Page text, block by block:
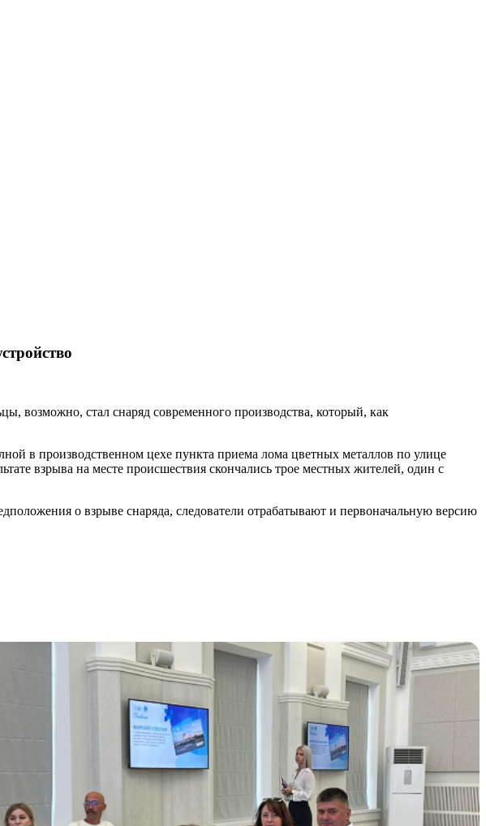
возможно, стал снаряд современного производства, который, как
в производственном цехе пункта приема лома цветных металлов по улице
взрыва на месте происшествия скончались трое местных жителей, один с
о взрыве снаряда, следователи отрабатывают и первоначальную версию